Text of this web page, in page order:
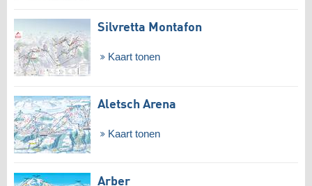
Silvretta Montafon
Kaart tonen
Aletsch Arena
Kaart tonen
Arber